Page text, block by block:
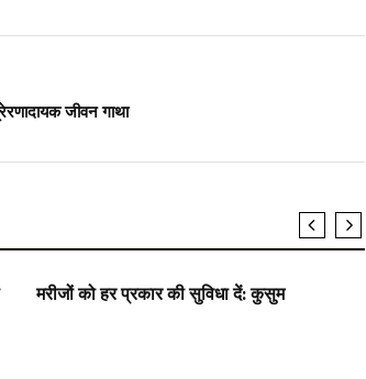
जीवन गाथा
मरीजों को हर प्रकार की सुविधा दें: कुसुम